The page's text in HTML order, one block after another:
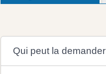
Qui peut la